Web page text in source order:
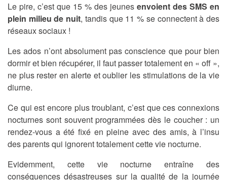
Le pire, c’est que 15 % des jeunes envoient des SMS en
plein milieu de nuit, tandis que 11 % se connectent à des
réseaux sociaux !
Les ados n’ont absolument pas conscience que pour bien
dormir et bien récupérer, il faut passer totalement en « off »,
ne plus rester en alerte et oublier les stimulations de la vie
diurne.
Ce qui est encore plus troublant, c’est que ces connexions
nocturnes sont souvent programmées dès le coucher : un
rendez-vous a été fixé en pleine avec des amis, à l’insu
des parents qui ignorent totalement cette vie nocturne.
Evidemment, cette vie nocturne entraîne des
conséquences désastreuses sur la qualité de la journée